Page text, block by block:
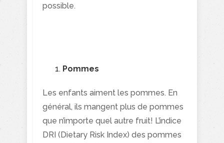
possible.
Pommes
Les enfants aiment les pommes. En
général, ils mangent plus de pommes
que n’importe quel autre fruit! L’indice
DRI (Dietary Risk Index) des pommes